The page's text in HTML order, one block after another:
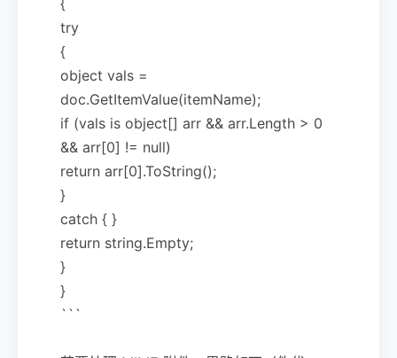
try
{
object vals =
doc.GetItemValue(itemName);
if (vals is object[] arr && arr.Length > 0
&& arr[0] != null)
return arr[0].ToString();
}
catch { }
return string.Empty;
}
}
```